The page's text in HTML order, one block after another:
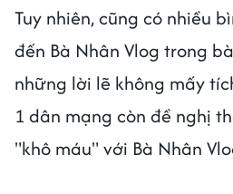
Tuy nhiên, cũng có nhiều
đến Bà Nhân Vlog trong
những lời lẽ không mấy
1 dân mạng còn đề nghị
"khô máu" với Bà Nhân